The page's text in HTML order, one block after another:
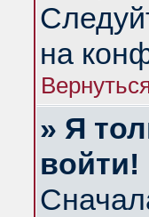
на
» Я
войти!